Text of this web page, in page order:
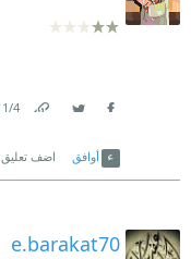
4‏/11‏/2025
أوافق اضف تعليق
e.barakat70